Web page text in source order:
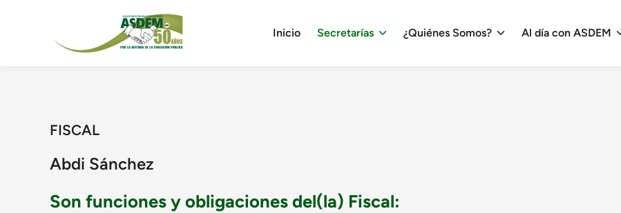
Inicio Secretarías ¿Quiénes Somos? Al día con ASDEM
FISCAL
Abdi Sánchez
Son funciones y obligaciones del(la) Fiscal: